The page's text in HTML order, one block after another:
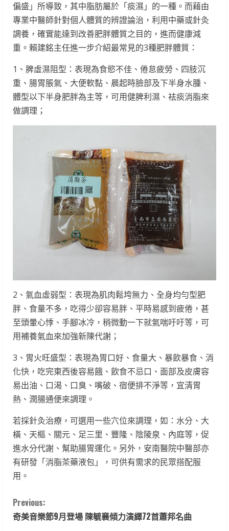
偏盛」所導致，其中脂肪屬於「痰濕」的一種。而藉由
專業中醫師針對個人體質的辨證論治，利用中藥或針灸
調養，確實能達到改善肥胖體質之目的，進而健康減
重。賴建銘主任進一步介紹最常見的3種肥胖體質：
1、脾虛濕阻型：表現為食慾不佳、倦怠疲勞、四肢沉
重、腸胃脹氣、大便軟黏、晨起時臉部及下半身水腫、
體型以下半身肥胖為主等，可用健脾利濕、袪痰消脂來
做調理；
2、氣血虛弱型：表現為肌肉鬆垮無力、全身均勻型肥
胖、食量不多，吃得少卻容易胖、平時易感到疲倦，甚
至頭暈心悸、手腳冰冷，稍微動一下就氣喘吁吁等，可
用補養氣血來加強新陳代謝；
3、胃火旺盛型：表現為胃口好、食量大、暴飲暴食、消
化快，吃完東西後容易餓、飲食不忌口、面部及皮膚容
易出油、口渴、口臭、嘴破、宿便排不淨等，宜清胃
熱、潤腸通便來調理。
若採針灸治療，可選用一些穴位來調理，如：水分、大
橫、天樞、關元、足三里、豐隆、陰陵泉、內庭等，促
進水分代謝、幫助腸胃運化。另外，安南醫院中醫部亦
有研發「消脂茶藥液包」，可供有需求的民眾搭配服
用。
C
Previous:
奇美音樂節9月登場 陳毓襄傾力演繹72首蕭邦名曲